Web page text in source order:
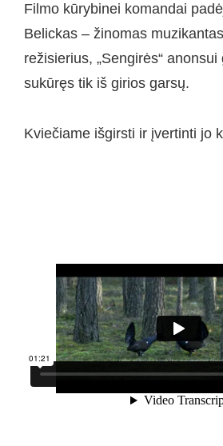
Filmo kūrybinei komandai
Belickas – žinomas
režisierius, „Sengirės“
sukūręs tik iš girios garsų.
Kviečiame išgirsti ir įvertinti jo